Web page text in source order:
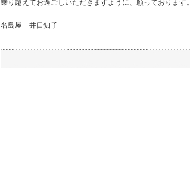
乗り越えてお過ごしいただきますように、願っております。
名島屋 井口知子